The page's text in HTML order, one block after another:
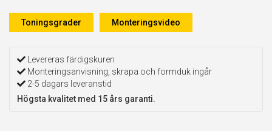
Toningsgrader Monteringsvideo
Levereras färdigskuren
Monteringsanvisning, skrapa och formduk ingår
2-5 dagars leveranstid
Högsta kvalitet med 15 års garanti.